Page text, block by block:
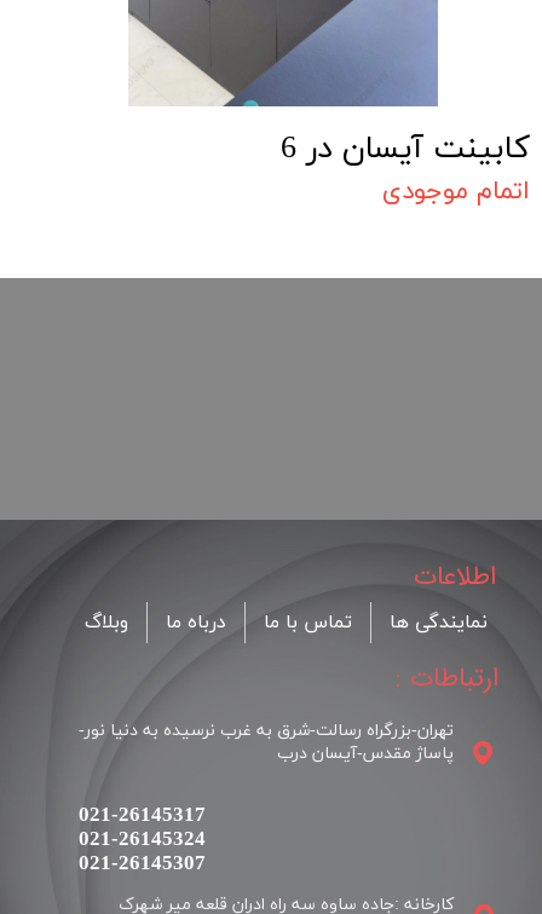
کابینت آیسان در 6
اتمام موجودی
نمایندگی ها تماس با ما درباه ما وبلاگ
اطلاعات
ارتباطات :
تهران-بزرگراه رسالت-شرق به غرب نرسیده به دنیا نور-
پاساژ مقدس-آیسان درب
کارخانه :جاده ساوه سه راه ادران قلعه میر شهرک
021-26145317
021-26145324
​​​​​​​021-26145307